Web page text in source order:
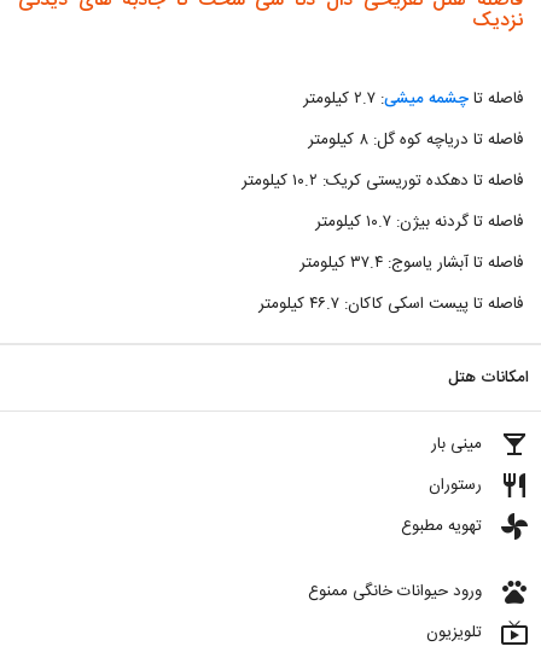
نزدیک
فاصله تاچشمه میشی: ۲.۷ کیلومتر
فاصله تا دریاچه کوه گل: ۸ کیلومتر
فاصله تا دهکده توریستی کریک: ۱۰.۲ کیلومتر
فاصله تا گردنه بیژن: ۱۰.۷ کیلومتر
فاصله تا آبشار یاسوج: ۳۷.۴ کیلومتر
فاصله تا پیست اسکی کاکان: ۴۶.۷ کیلومتر
امکانات هتل
local_bar مینی بار
restaurant رستوران
toys تهویه مطبوع
pets ورود حیوانات خانگی ممنوع
live_tv تلویزیون